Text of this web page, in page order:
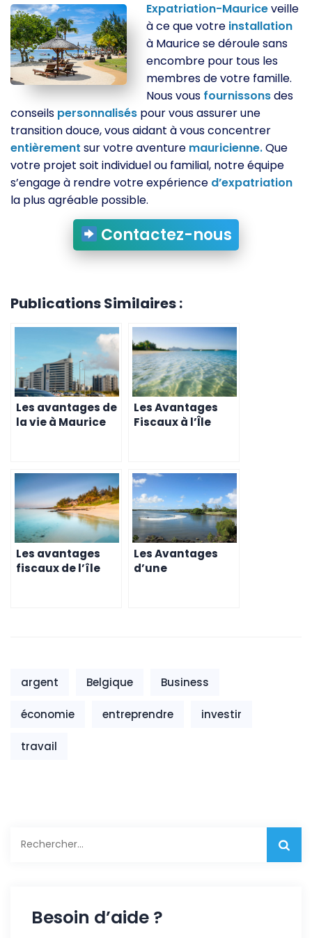
Expatriation-Mauriceveille
à ce que votre installation
à Maurice se déroule sans
encombre pour tous les
membres de votre famille.
Nous vous fournissonsdes
conseils personnalisés pour vous assurer une
transition douce, vous aidant à vous concentrer
entièrement sur votre aventure mauricienne.Que
votre projet soit individuel ou familial, notre équipe
s’engage à rendre votre expérience d’expatriation
la plus agréable possible.
Contactez-nous
Publications Similaires :
Les avantages de
la vie à Maurice
Les Avantages
Fiscaux à l’Île
Les avantages
fiscaux de l’île
Les Avantages
d’une
argent Belgique Business
économie entreprendre investir
travail
Besoin d’aide ?